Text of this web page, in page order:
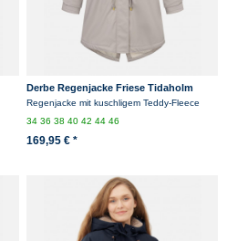
Derbe Regenjacke Friese Tidaholm
Damen Beige Gefüttert
Regenjacke mit kuschligem Teddy-Fleece
34363840424446
169,95 € *